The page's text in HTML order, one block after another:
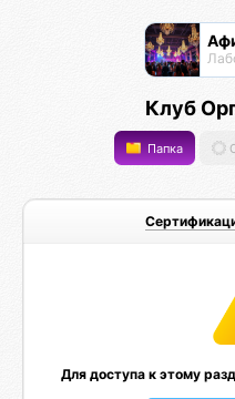
Клуб
Папка
Для доступа к этому